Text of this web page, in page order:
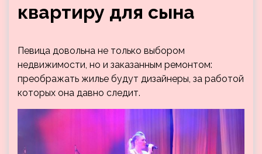
квартиру для сына
Певица довольна не только выбором
недвижимости, но и заказанным ремонтом:
преображать жилье будут дизайнеры, за работой
которых она давно следит.